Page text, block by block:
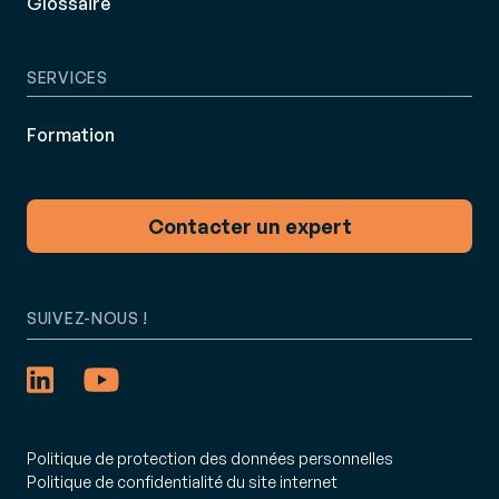
SERVICES
Formation
Contacter un expert
Politique de protection des données personnelles
Politique de confidentialité du site internet
SUIVEZ-NOUS !